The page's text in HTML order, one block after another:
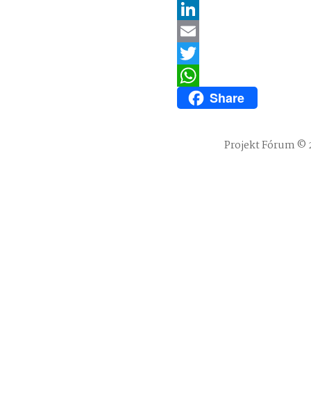
Facebook
LinkedIn
Email
Twitter
WhatsAppShare
Projekt Fórum ©